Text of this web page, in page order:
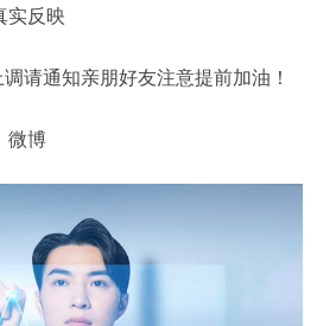
实反映
请通知亲朋好友注意提前加油！
微博